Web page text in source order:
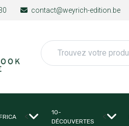
contact@weyrich-edition.be
Rechercher
<
10-
DÉCOUVERTES
<